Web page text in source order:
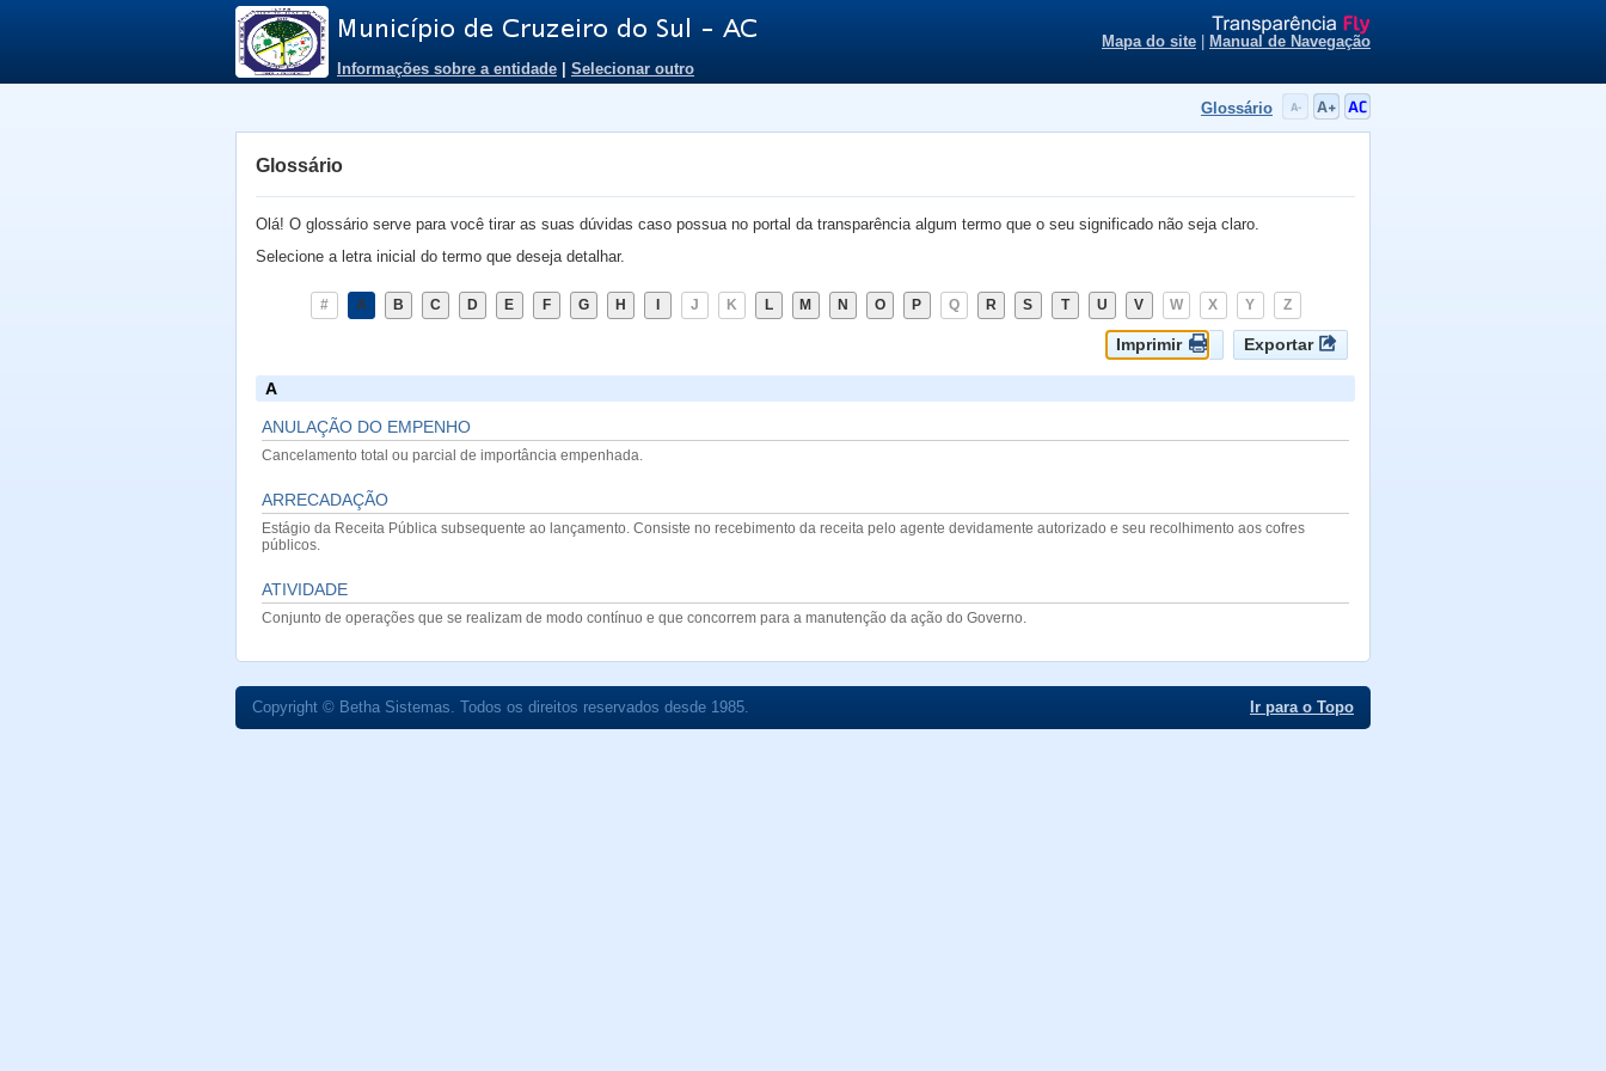
Informações sobre a entidade Selecionar outro
Mapa do site Manual de Navegação
Glossário
Glossário
Olá! O glossário serve para você tirar as suas dúvidas caso possua no portal da transparência algum termo que o seu significado não seja claro.
Selecione a letra inicial do termo que deseja detalhar.
# A B C D E F G H J K L M N O P Q R S T U V W X Y Z
A
ANULAÇÃO DO EMPENHO
Cancelamento total ou parcial de importância empenhada.
ARRECADAÇÃO
Estágio da Receita Pública subsequente ao lançamento. Consiste no recebimento da receita pelo agente devidamente autorizado e seu recolhimento aos cofres
públicos.
ATIVIDADE
Conjunto de operações que se realizam de modo contínuo e que concorrem para a manutenção da ação do Governo.
Copyright © Betha Sistemas. Todos os direitos reservados desde 1985. Ir para o Topo